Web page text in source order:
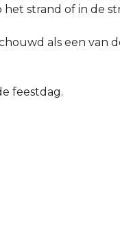
strand of in de
als een van
feestdag.